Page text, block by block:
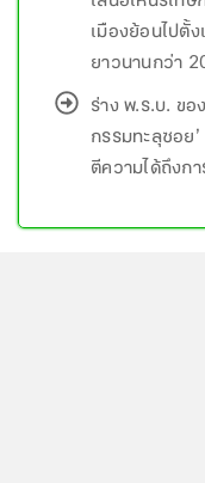
เมืองย้อนไปตั้
ยาวนานกว่า
ร่าง พ.ร.บ. ขอ
กรรมทะลุซอย
ตีความได้ถึงก